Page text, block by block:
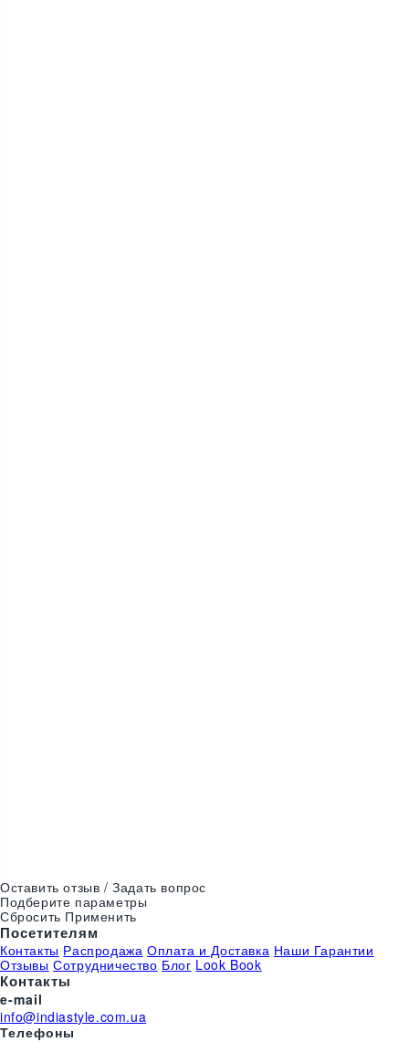
Оставить отзыв / Задать вопрос
Подберите параметры
Сбросить Применить
Посетителям
Контакты Распродажа Оплата и Доставка Наши Гарантии
Отзывы Сотрудничество Блог Look Book
Контакты
e-mail
info@indiastyle.com.ua
Телефоны